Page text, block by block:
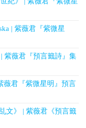
| 紫薇君『紫微星
紫薇君『預言籤詩』集
薇君『紫微星明』預言
文》 | 紫薇君《預言籤